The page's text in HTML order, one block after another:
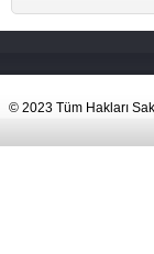
© 2023 Tüm Hakları